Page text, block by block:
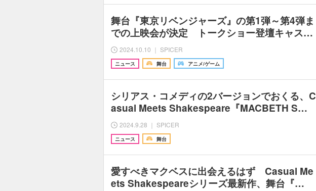
舞台『東京リベンジャーズ』の第1弾～第4弾ま
での上映会が決定 トークショー登壇キャス…
2024.10.10 ｜ SPICER
ニュース 舞台 アニメ/ゲーム
シリアス・コメディの2バージョンでおくる、C
asual Meets Shakespeare『MACBETH S…
2024.9.28 ｜ SPICER
ニュース 舞台
愛すべきマクベスに出会えるはず Casual Me
ets Shakespeareシリーズ最新作、舞台『…